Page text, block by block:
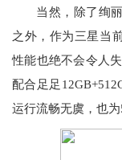
当然，除了绚
之外，作为三星当
性能也绝不会令人
配合足足
运行流畅无虞，也